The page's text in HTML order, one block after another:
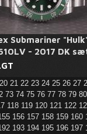
Submariner
- 2017 DK
20 21 22 23 24 25 26 27
73 74 75 76 77 78 79
118 119 120 121 122
156 157 158 159 160
193 194 195 196 197